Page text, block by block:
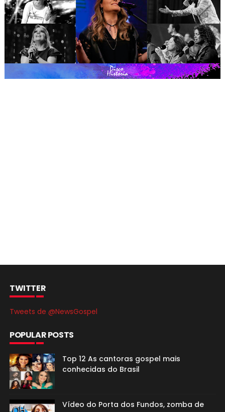
TWITTER
Tweets de @NewsGospel
POPULAR POSTS
Top 12 As cantoras gospel mais
conhecidas do Brasil
Vídeo do Porta dos Fundos, zomba de